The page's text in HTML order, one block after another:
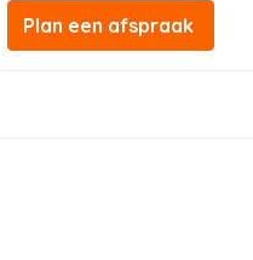
Plan een afspraak